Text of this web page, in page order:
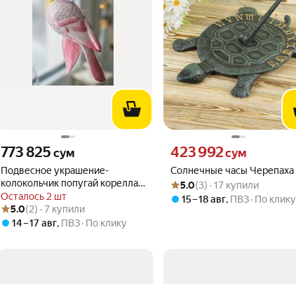
Подвесное украшение-
колокольчик попугай корелла
розовый, керамика, 20 см, ЕДГ
(EDG) 016266-29-2
Осталось 2 шт
Цена 773825 сум вместо
773 825 сум
Рейтинг товара: 5.0 из 5
Оценок: (2) · 7 купили
5.0(2) · 7 купили
14 – 17 авг, ПВЗ По клику
Солнечные часы Черепаха
Цена 423992 сум вместо
423 992сум
Рейтинг товара: 5.0 из 5
Оценок: (3) · 17 купили
5.0(3) · 17 купили
15 – 18 авг, ПВЗ По клику